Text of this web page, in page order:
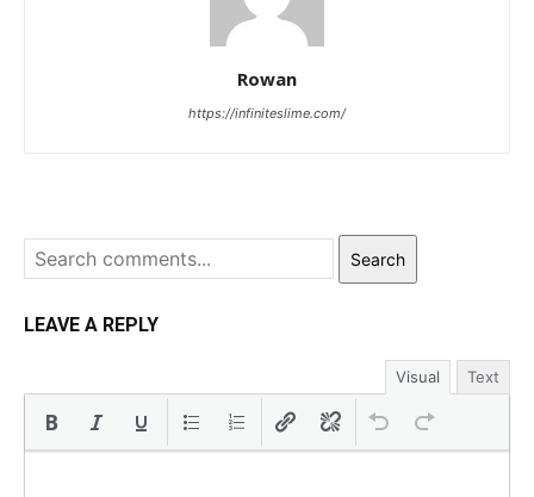
Rowan
https://infiniteslime.com/
Search
LEAVE A REPLY
Visual Text